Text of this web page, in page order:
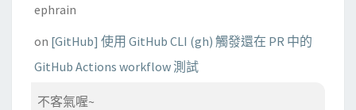
ephrain
on [GitHub] 使用 GitHub CLI (gh) 觸發還在 PR 中的
GitHub Actions workflow 測試
不客氣喔~